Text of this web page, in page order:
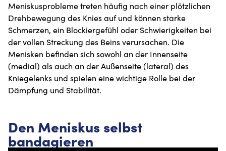
Meniskusprobleme treten häufig nach einer plötzlichen
Drehbewegung des Knies auf und können starke
Schmerzen, ein Blockiergefühl oder Schwierigkeiten bei
der vollen Streckung des Beins verursachen. Die
Menisken befinden sich sowohl an der Innenseite
(medial) als auch an der Außenseite (lateral) des
Kniegelenks und spielen eine wichtige Rolle bei der
Dämpfung und Stabilität.
Den Meniskus selbst
bandagieren